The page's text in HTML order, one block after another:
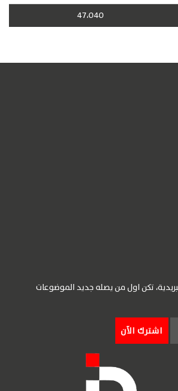
47،040
تكن اول من يصله جديد الموضوعات